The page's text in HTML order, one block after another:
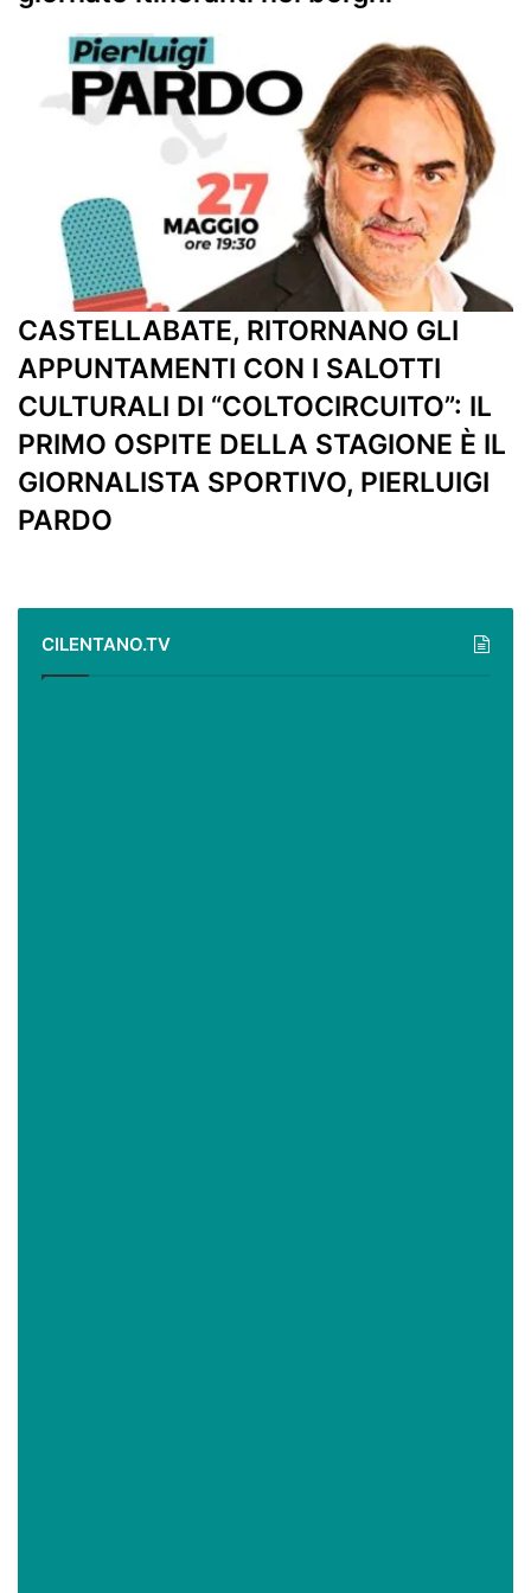
CASTELLABATE, RITORNANO GLI
APPUNTAMENTI CON I SALOTTI
CULTURALI DI “COLTOCIRCUITO”: IL
PRIMO OSPITE DELLA STAGIONE È IL
GIORNALISTA SPORTIVO, PIERLUIGI
PARDO
CILENTANO.TV